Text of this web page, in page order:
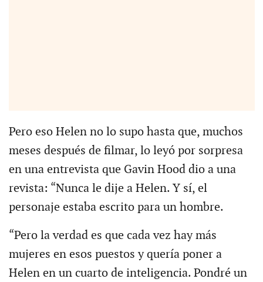
Pero eso Helen no lo supo hasta que, muchos
meses después de filmar, lo leyó por sorpresa
en una entrevista que Gavin Hood dio a una
revista: “Nunca le dije a Helen. Y sí, el
personaje estaba escrito para un hombre.
“Pero la verdad es que cada vez hay más
mujeres en esos puestos y quería poner a
Helen en un cuarto de inteligencia. Pondré un